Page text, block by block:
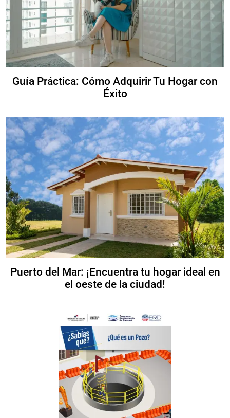
Guía Práctica: Cómo Adquirir Tu Hogar con
Éxito
Puerto del Mar: ¡Encuentra tu hogar ideal en
el oeste de la ciudad!